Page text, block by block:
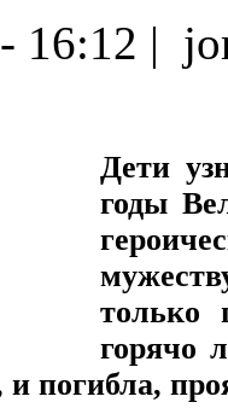
16:12 |
Дети
годы
только
горячо
погибла,